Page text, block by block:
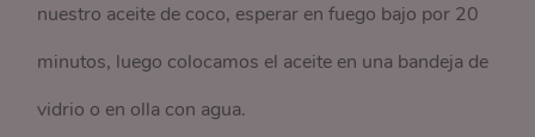
nuestro aceite de coco, esperar en fuego bajo por 20
minutos, luego colocamos el aceite en una bandeja de
vidrio o en olla con agua.